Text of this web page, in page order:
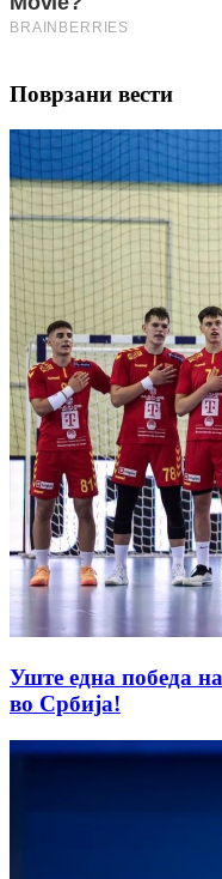
Поврзани вести
Уште една победа
во Србија!